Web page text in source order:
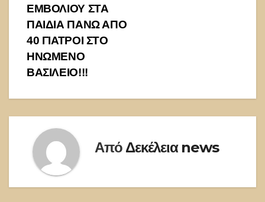
ΕΜΒΟΛΙΟΥ ΣΤΑ
ΠΑΙΔΙΑ ΠΑΝΩ ΑΠΟ
40 ΓΙΑΤΡΟΙ ΣΤΟ
ΗΝΩΜΕΝΟ
ΒΑΣΙΛΕΙΟ!!!
Από Δεκέλεια news